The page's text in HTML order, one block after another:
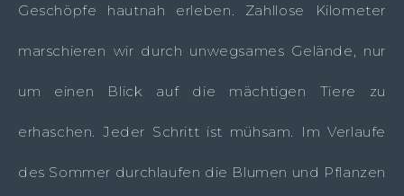
Geschöpfe hautnah erleben. Zahllose Kilometer
marschieren wir durch unwegsames Gelände, nur
um einen Blick auf die mächtigen Tiere zu
erhaschen. Jeder Schritt ist mühsam. Im Verlaufe
des Sommer durchlaufen die Blumen und Pflanzen